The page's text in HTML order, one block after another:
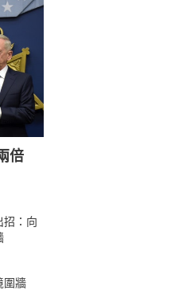
倍
：向
圍牆